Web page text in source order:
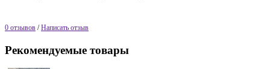
0 отзывов /Написать отзыв
Рекомендуемые товары